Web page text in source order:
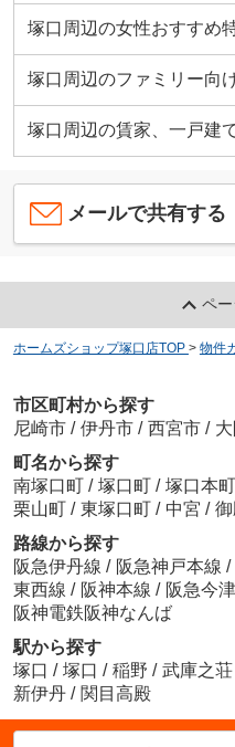
塚口周辺の女性おすすめ
塚口周辺のファミリー向
塚口周辺の賃家、一戸建
メールで共有する
ペ
ホームズショップ塚口店TOP > 物件
市区町村から探す
尼崎市 / 伊丹市 / 西宮市 /
町名から探す
南塚口町 / 塚口町 / 塚口本町
栗山町 / 東塚口町 / 中宮 /
路線から探す
阪急伊丹線 / 阪急神戸本線 /
東西線 / 阪神本線 / 阪急今
阪神電鉄阪神なんば
駅から探す
塚口 / 塚口 / 稲野 / 武庫之荘
新伊丹 / 関目高殿